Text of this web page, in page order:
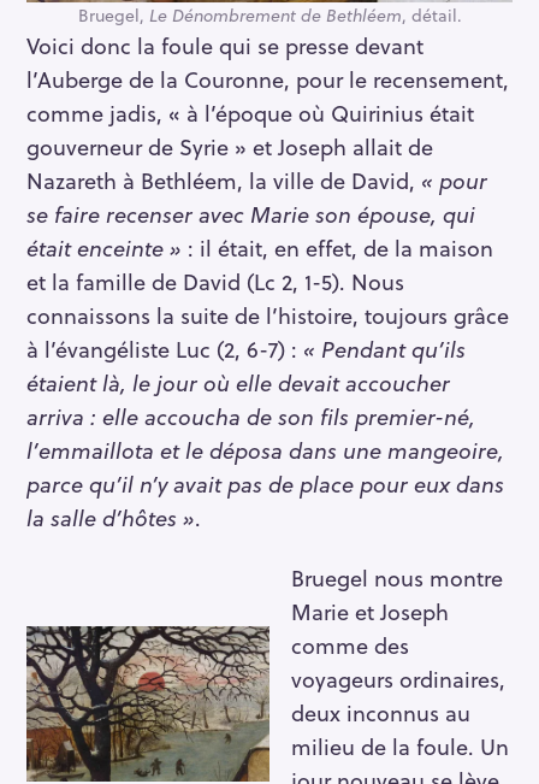
Bruegel, Le Dénombrement de Bethléem, détail.
Voici donc la foule qui se presse devant
l’Auberge de la Couronne, pour le recensement,
comme jadis, « à l’époque où Quirinius était
gouverneur de Syrie » et Joseph allait de
Nazareth à Bethléem, la ville de David, « pour
se faire recenser avec Marie son épouse, qui
était enceinte » : il était, en effet, de la maison
et la famille de David (Lc 2, 1-5). Nous
connaissons la suite de l’histoire, toujours grâce
à l’évangéliste Luc (2, 6-7) : « Pendant qu’ils
étaient là, le jour où elle devait accoucher
arriva : elle accoucha de son fils premier-né,
l’emmaillota et le déposa dans une mangeoire,
parce qu’il n’y avait pas de place pour eux dans
la salle d’hôtes ».
Bruegel nous montre
Marie et Joseph
comme des
voyageurs ordinaires,
deux inconnus au
milieu de la foule. Un